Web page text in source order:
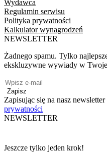
Wydawca
Regulamin serwisu
Polityka prywatności
Kalkulator wynagrodzeń
NEWSLETTER
Żadnego spamu. Tylko
ekskluzywne wywiady w
Zapisz
Zapisując się na nasz
prywatności
NEWSLETTER
Jeszcze tylko jeden krok!